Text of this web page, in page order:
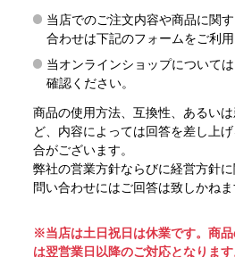
当店でのご注文内容や商品に関
合わせは下記のフォームをご利用
当オンラインショップについては
確認ください。
商品の使用方法、互換性、あるい
ど、内容によっては回答を差し上
合がございます。
弊社の営業方針ならびに経営方針
問い合わせにはご回答は致しかねま
※当店は土日祝日は休業です。商
は翌営業日以降のご対応となります